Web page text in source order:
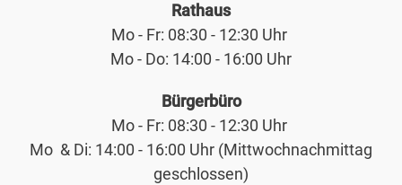
Rathaus
Mo - Fr: 08:30 - 12:30 Uhr
Mo - Do: 14:00 - 16:00 Uhr
Bürgerbüro
Mo - Fr: 08:30 - 12:30 Uhr
Mo & Di: 14:00 - 16:00 Uhr (Mittwochnachmittag
geschlossen)